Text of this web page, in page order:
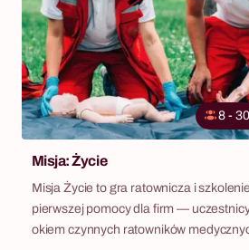
8 -
Misja: Życie
Misja Życie to gra ratownicza i
pierwszej pomocy dla firm —
okiem czynnych ratowników